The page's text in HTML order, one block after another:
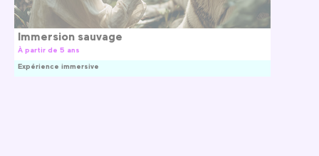
Immersion sauvage
À partir de 5 ans
Expérience immersive